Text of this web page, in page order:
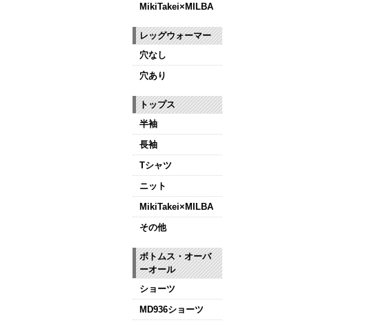
MikiTakei×MILBA
レッグウォーマー
穴なし
穴あり
トップス
半袖
長袖
Tシャツ
ニット
MikiTakei×MILBA
その他
ボトムス・オーバ
ーオール
ショーツ
MD936ショーツ